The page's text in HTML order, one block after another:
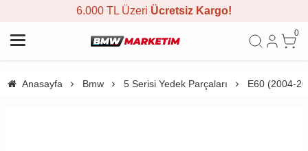
6.000 TL Üzeri Ücretsiz Kargo!
0
Anasayfa Bmw 5 Serisi Yedek Parçaları E60 (2004-